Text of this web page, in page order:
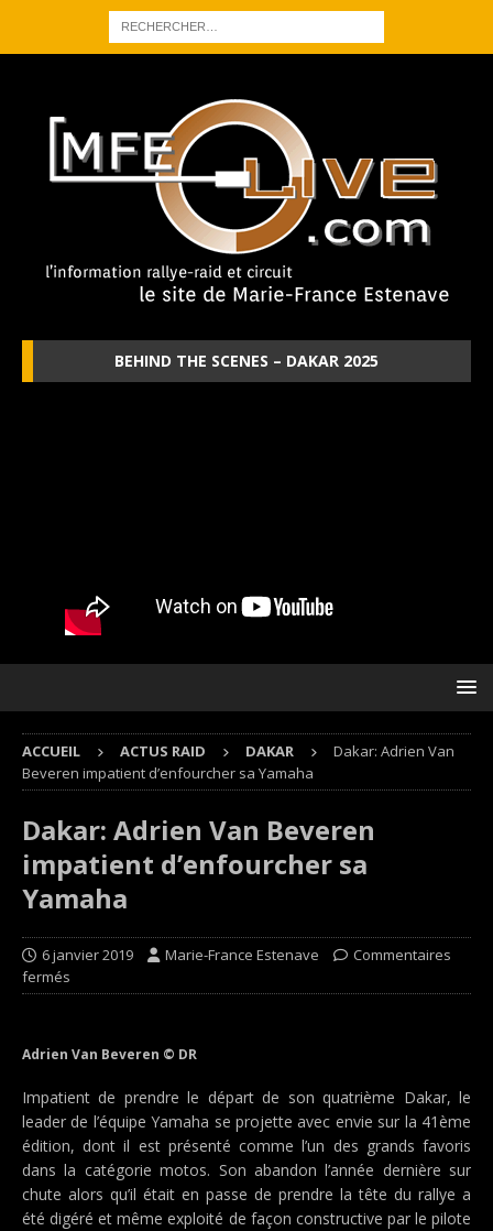
BEHIND THE SCENES – DAKAR 2025
ACCUEIL ACTUS RAID DAKAR
Dakar: Adrien Van
Beveren impatient d’enfourcher sa Yamaha
Dakar: Adrien Van Beveren
impatient d’enfourcher sa
Yamaha
6 janvier 2019 Marie-France Estenave
Commentaires
fermés
Adrien Van Beveren © DR
Impatient de prendre le départ de son quatrième Dakar, le
leader de l’équipe Yamaha se projette avec envie sur la 41ème
édition, dont il est présenté comme l’un des grands favoris
dans la catégorie motos. Son abandon l’année dernière sur
chute alors qu’il était en passe de prendre la tête du rallye a
été digéré et même exploité de façon constructive par le pilote